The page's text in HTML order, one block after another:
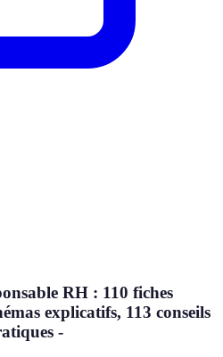
RH : 110 fiches
explicatifs, 113 conseils
-